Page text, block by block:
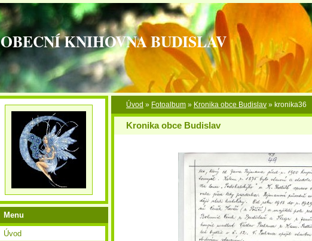
OBECNÍ KNIHOVNA BUDISLAV
Úvod » Fotoalbum » Kronika obce Budislav » kronika36
Kronika obce Budislav
Menu
Úvod